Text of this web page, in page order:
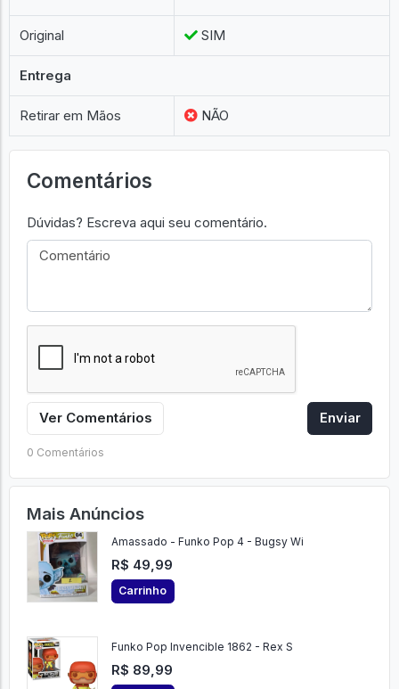
Original SIM
Entrega
Retirar em Mãos NÃO
Comentários
Dúvidas? Escreva aqui seu comentário.
Ver Comentários Enviar
0 Comentários
Mais Anúncios
Amassado - Funko Pop 4 - Bugsy Wi
R$ 49,99
Carrinho
Funko Pop Invencible 1862 - Rex S
R$ 89,99